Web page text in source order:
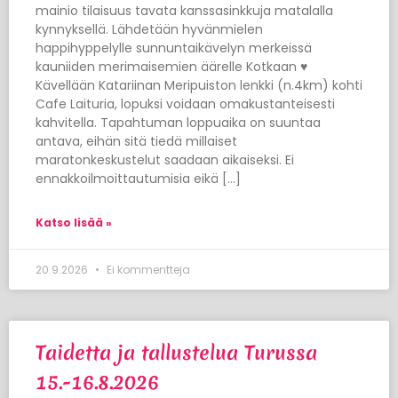
mainio tilaisuus tavata kanssasinkkuja matalalla
kynnyksellä. Lähdetään hyvänmielen
happihyppelylle sunnuntaikävelyn merkeissä
kauniiden merimaisemien äärelle Kotkaan ♥
Kävellään Katariinan Meripuiston lenkki (n.4km) kohti
Cafe Laituria, lopuksi voidaan omakustanteisesti
kahvitella. Tapahtuman loppuaika on suuntaa
antava, eihän sitä tiedä millaiset
maratonkeskustelut saadaan aikaiseksi. Ei
ennakkoilmoittautumisia eikä […]
Katso lisää »
20.9.2026 Ei kommentteja
Taidetta ja tallustelua Turussa
15.-16.8.2026